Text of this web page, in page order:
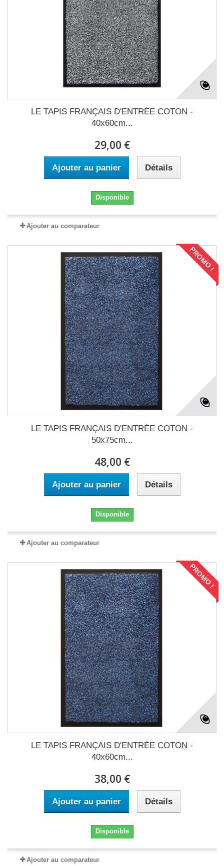
LE TAPIS FRANÇAIS D'ENTRÉE COTON -
40x60cm...
29,00 €
Ajouter au panier Détails
Disponible
Ajouter au comparateur
PROMO !
LE TAPIS FRANÇAIS D'ENTRÉE COTON -
50x75cm...
48,00 €
Ajouter au panier Détails
Disponible
Ajouter au comparateur
PROMO !
LE TAPIS FRANÇAIS D'ENTRÉE COTON -
40x60cm...
38,00 €
Ajouter au panier Détails
Disponible
Ajouter au comparateur